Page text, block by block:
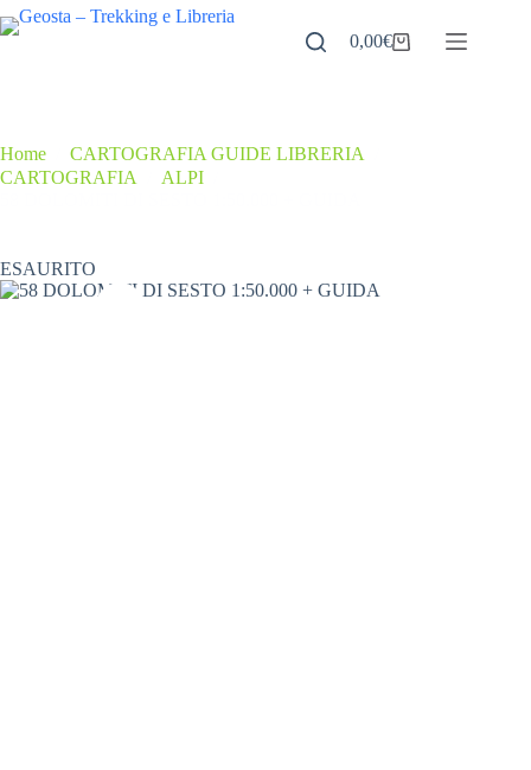
Salta
al
Carrello
0,00€
Home CARTOGRAFIA GUIDE LIBRERIA
CARTOGRAFIA
ALPI
ESAURITO